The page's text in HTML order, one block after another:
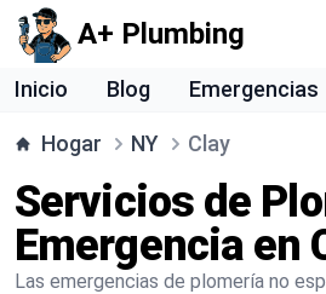
A+ Plumbing
Inicio Blog Emergencias
Hogar NY Clay
Servicios de
Emergencia en
Las emergencias de plomería no